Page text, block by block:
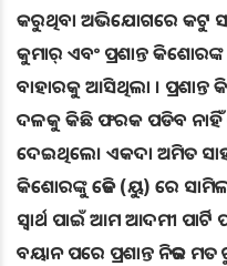
କରୁଥିବା ଅଭିଯୋଗରେ କଟୁ
କୁମାର୍ ଏବଂ ପ୍ରଶାନ୍ତ
ବାହାରକୁ ଆସିଥିଲା ।
ଦଳକୁ କିଛି ଫରକ ପଡିବ
ଦେଇଥିଲେ। ଏକଦା ଅମିତ
କିଶୋରଙ୍କୁ ଜେଡି (ୟୁ) ରେ
ସ୍ବାର୍ଥ ପାଇଁ ଆମ ଆଦମୀ
ବୟାନ ପରେ ପ୍ରଶାନ୍ତ ନିଜର